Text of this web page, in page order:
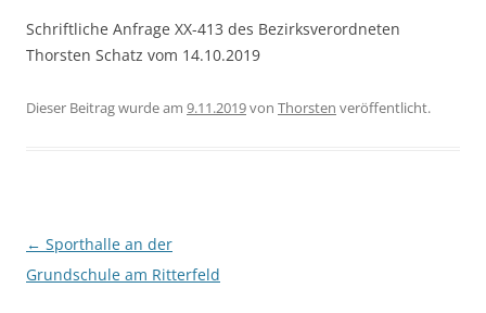
Schriftliche Anfrage XX-413 des Bezirksverordneten
Thorsten Schatz vom 14.10.2019
Dieser Beitrag wurde am 9.11.2019von Thorsten veröffentlicht.
Beitragsnavigation
← Sporthalle an der
Grundschule am Ritterfeld